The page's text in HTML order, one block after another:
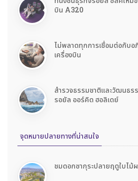
บิน A320
ไม่พลาดทุกการเชื่อมต่อกับ
เครื่องบิน
สำรวจธรรมชาติและวัฒนธร
รอยัล ออร์คิด ฮอลิเดย์
จุดหมายปลายทางที่น่าสนใจ
ชมดอกซากุระปลายฤดูใบไม้